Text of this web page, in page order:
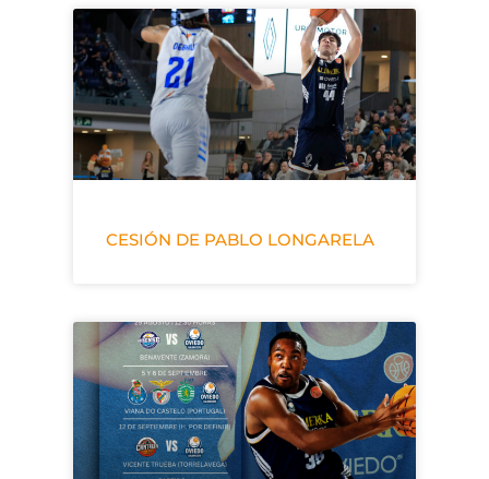
CESIÓN DE PABLO LONGARELA